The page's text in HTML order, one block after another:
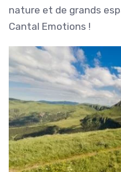
nature et de grands
Cantal Emotions !